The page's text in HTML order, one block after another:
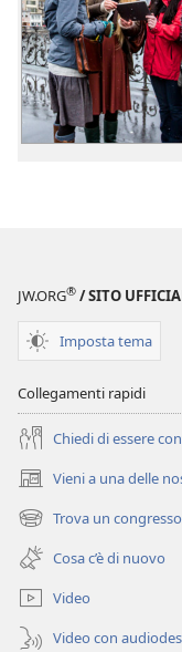
JW.ORG® / SITO
Imposta tema
Collegamenti rapidi
Chiedi di essere
Vieni a una delle
(apre
una
nuova
finestra)
Trova un congresso
(apre
una
nuova
finestra)
Cosa c’è di nuovo
Video
Video con